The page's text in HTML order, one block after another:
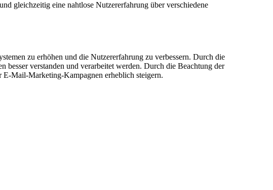
gleichzeitig eine nahtlose Nutzererfahrung über verschiedene
zu erhöhen und die Nutzererfahrung zu verbessern. Durch die
verstanden und verarbeitet werden. Durch die Beachtung der
Mail-Marketing-Kampagnen erheblich steigern.